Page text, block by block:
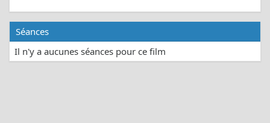
Séances
Il n'y a aucunes séances pour ce film